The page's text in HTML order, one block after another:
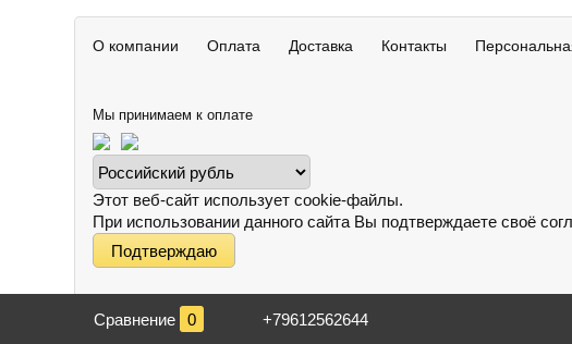
О компании Оплата Доставка Контакты
Мы принимаем к оплате
Этот веб-сайт использует cookie-файлы.
При использовании данного сайта Вы подтверждаете своё
Подтверждаю
Сравнение 0 +79612562644